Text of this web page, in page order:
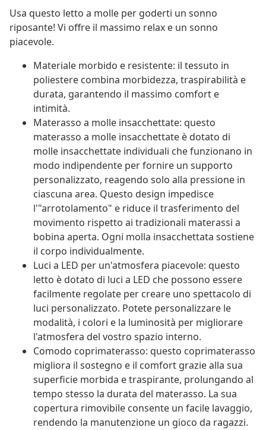
Usa questo letto a molle per goderti un sonno
riposante! Vi offre il massimo relax e un sonno
piacevole.
Materiale morbido e resistente: il tessuto in
poliestere combina morbidezza, traspirabilità e
durata, garantendo il massimo comfort e
intimità.
Materasso a molle insacchettate: questo
materasso a molle insacchettate è dotato di
molle insacchettate individuali che funzionano in
modo indipendente per fornire un supporto
personalizzato, reagendo solo alla pressione in
ciascuna area. Questo design impedisce
l'"arrotolamento" e riduce il trasferimento del
movimento rispetto ai tradizionali materassi a
bobina aperta. Ogni molla insacchettata sostiene
il corpo individualmente.
Luci a LED per un'atmosfera piacevole: questo
letto è dotato di luci a LED che possono essere
facilmente regolate per creare uno spettacolo di
luci personalizzato. Potete personalizzare le
modalità, i colori e la luminosità per migliorare
l'atmosfera del vostro spazio interno.
Comodo coprimaterasso: questo coprimaterasso
migliora il sostegno e il comfort grazie alla sua
superficie morbida e traspirante, prolungando al
tempo stesso la durata del materasso. La sua
copertura rimovibile consente un facile lavaggio,
rendendo la manutenzione un gioco da ragazzi.